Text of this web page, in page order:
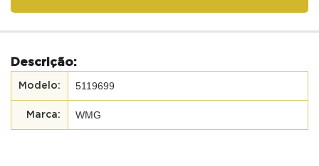
Descrição:
5119699
WMG